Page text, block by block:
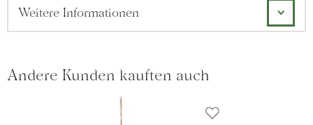
Weitere Informationen
Andere Kunden kauften auch